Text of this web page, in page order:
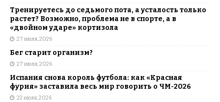
Тренируетесь до седьмого пота, а усталость только
растет? Возможно, проблема не в спорте, а в
«двойном ударе» кортизола
27 июля, 2026
Бег старит организм?
27 июля, 2026
Испания снова король футбола: как «Красная
фурия» заставила весь мир говорить о ЧМ-2026
22 июля, 2026